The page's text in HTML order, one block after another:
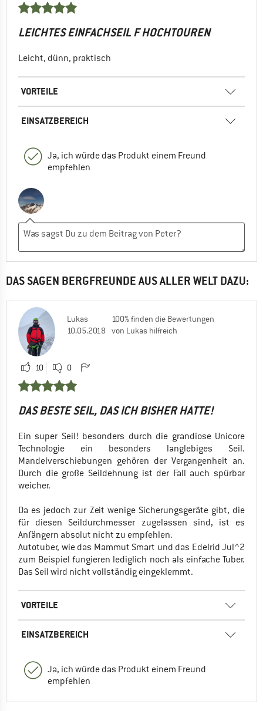
LEICHTES EINFACHSEIL F HOCHTOUREN
Leicht, dünn, praktisch
VORTEILE
EINSATZBEREICH
Ja, ich würde das Produkt einem Freund
empfehlen
DAS SAGEN BERGFREUNDE AUS ALLER WELT DAZU:
Lukas
10.05.2018
100% finden die Bewertungen
von Lukas hilfreich
10 0
DAS BESTE SEIL, DAS ICH BISHER HATTE!
Ein super Seil! besonders durch die grandiose Unicore
Technologie ein besonders langlebiges Seil.
Mandelverschiebungen gehören der Vergangenheit an.
Durch die große Seildehnung ist der Fall auch spürbar
weicher.
Da es jedoch zur Zeit wenige Sicherungsgeräte gibt, die
für diesen Seildurchmesser zugelassen sind, ist es
Anfängern absolut nicht zu empfehlen.
Autotuber, wie das Mammut Smart und das Edelrid Jul^2
zum Beispiel fungieren lediglich noch als einfache Tuber.
Das Seil wird nicht vollständig eingeklemmt.
VORTEILE
EINSATZBEREICH
Ja, ich würde das Produkt einem Freund
empfehlen